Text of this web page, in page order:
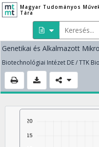
Magyar Tudományos
Tára
Genetikai és Alkalmazott
Biotechnológiai Intézet DE / TTK